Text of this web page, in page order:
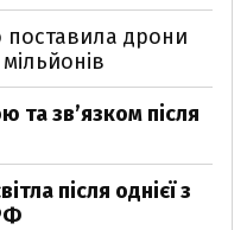
поставила дрони
та звʼязком після
після однієї з